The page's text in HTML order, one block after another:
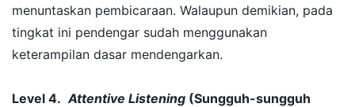
menuntaskan pembicaraan. Walaupun demikian, pada
tingkat ini pendengar sudah menggunakan
keterampilan dasar mendengarkan.
Level 4. Attentive Listening (Sungguh-sungguh